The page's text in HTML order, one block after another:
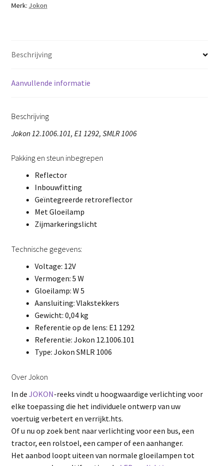
Merk: Jokon
Beschrijving
Aanvullende informatie
Beschrijving
Jokon 12.1006.101, E1 1292, SMLR 1006
Pakking en steun inbegrepen
Reflector
Inbouwfitting
Geïntegreerde retroreflector
Met Gloeilamp
Zijmarkeringslicht
Technische gegevens:
Voltage: 12V
Vermogen: 5 W
Gloeilamp: W 5
Aansluiting: Vlakstekkers
Gewicht: 0,04 kg
Referentie op de lens: E1 1292
Referentie: Jokon 12.1006.101
Type: Jokon SMLR 1006
Over Jokon
In de JOKON-reeks vindt u hoogwaardige verlichting voor
elke toepassing die het individuele ontwerp van uw
voertuig verbetert en verrijkt.hts.
Of u nu op zoek bent naar verlichting voor een bus, een
tractor, een rolstoel, een camper of een aanhanger.
Het aanbod loopt uiteen van normale gloeilampen tot